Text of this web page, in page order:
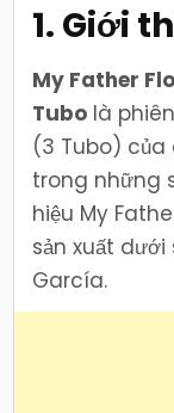
1. Giới
My Father
Tubo là
(3 Tubo) của
trong những
hiệu My
sản xuất
García.